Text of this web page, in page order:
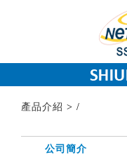
產品介紹 > /
公司簡介